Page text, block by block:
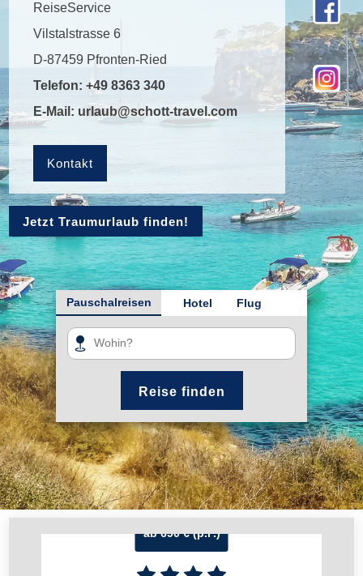
ReiseService
Vilstalstrasse 6
D-87459 Pfronten-Ried
Telefon:+49 8363 340
E-Mail: urlaub@schott-travel.com
Kontakt
Jetzt Traumurlaub finden!
Pauschalreisen Hotel Flug
Reise finden
ab 690 € (p.P.)